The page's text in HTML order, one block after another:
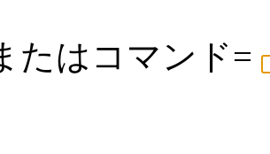
たはコマンド=